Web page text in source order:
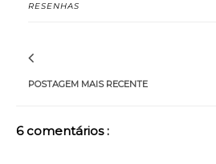
RESENHAS
POSTAGEM MAIS RECENTE
6 comentários :